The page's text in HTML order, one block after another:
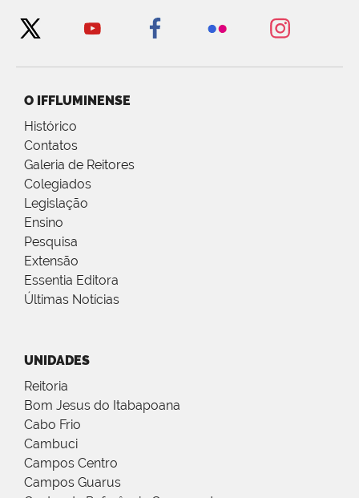
O IFFLUMINENSE
Histórico
Contatos
Galeria de Reitores
Colegiados
Legislação
Ensino
Pesquisa
Extensão
Essentia Editora
Últimas Notícias
UNIDADES
Reitoria
Bom Jesus do Itabapoana
Cabo Frio
Cambuci
Campos Centro
Campos Guarus